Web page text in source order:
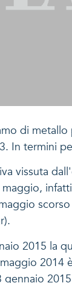
di metallo
In termini
vissuta
2015 la